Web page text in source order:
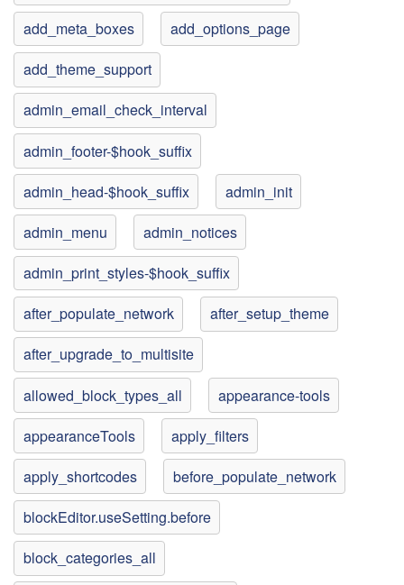
add_meta_boxes
add_options_page
add_theme_support
admin_email_check_interval
admin_footer-$hook_suffix
admin_head-$hook_suffix
admin_init
admin_menu
admin_notices
admin_print_styles-$hook_suffix
after_populate_network
after_setup_theme
after_upgrade_to_multisite
allowed_block_types_all
appearance-tools
appearanceTools
apply_filters
apply_shortcodes
before_populate_network
blockEditor.useSetting.before
block_categories_all